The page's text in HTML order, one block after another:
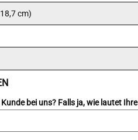
cm)
bei uns? Falls ja, wie lautet